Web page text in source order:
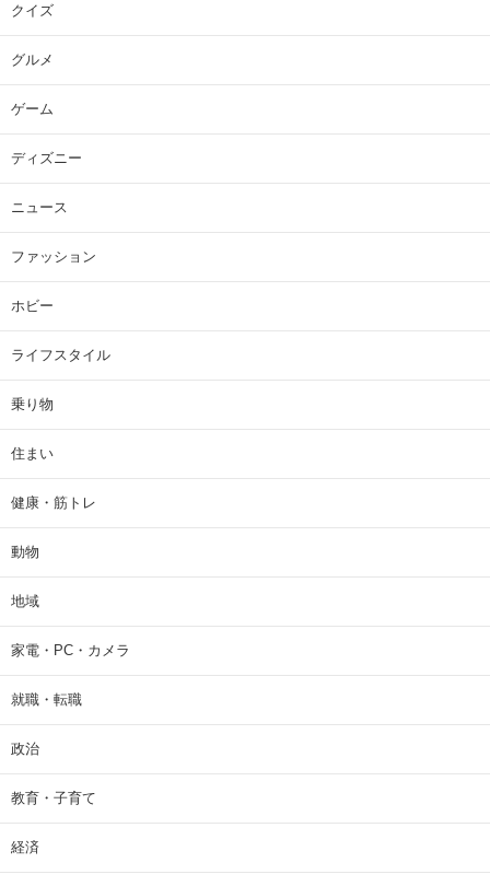
クイズ
グルメ
ゲーム
ディズニー
ニュース
ファッション
ホビー
ライフスタイル
乗り物
住まい
健康・筋トレ
動物
地域
家電・PC・カメラ
就職・転職
政治
教育・子育て
経済